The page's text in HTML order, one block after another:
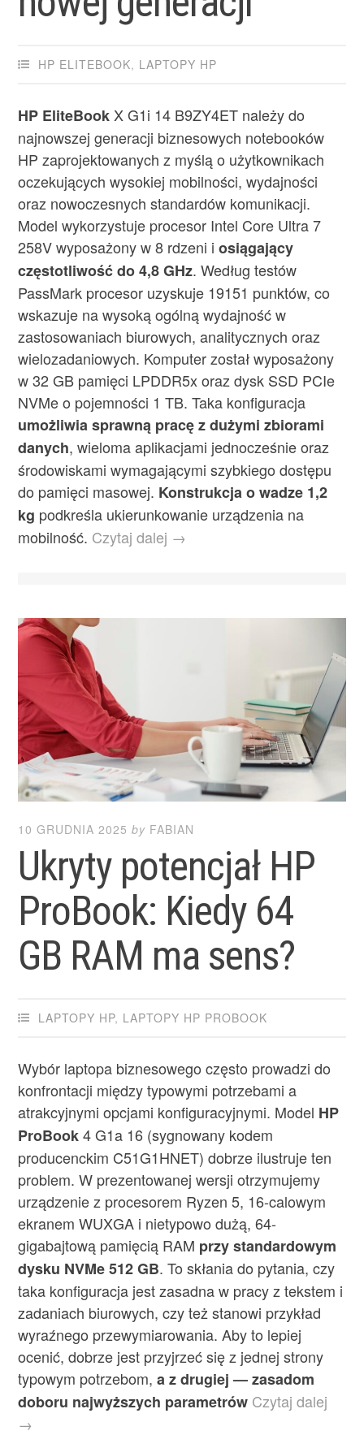
HP ELITEBOOK, LAPTOPY HP
HP EliteBookX G1i 14 B9ZY4ET należy do
najnowszej generacji biznesowych notebooków
HP zaprojektowanych z myślą o użytkownikach
oczekujących wysokiej mobilności, wydajności
oraz nowoczesnych standardów komunikacji.
Model wykorzystuje procesor Intel Core Ultra 7
258V wyposażony w 8 rdzeni iosiągający
częstotliwość do 4,8 GHz. Według testów
PassMark procesor uzyskuje 19151 punktów, co
wskazuje na wysoką ogólną wydajność w
zastosowaniach biurowych, analitycznych oraz
wielozadaniowych. Komputer został wyposażony
w 32 GB pamięci LPDDR5x oraz dysk SSD PCIe
NVMe o pojemności 1 TB. Taka konfiguracja
umożliwia sprawną pracę z dużymi zbiorami
danych, wieloma aplikacjami jednocześnie oraz
środowiskami wymagającymi szybkiego dostępu
do pamięci masowej. Konstrukcja o wadze 1,2
kg podkreśla ukierunkowanie urządzenia na
mobilność. Czytaj dalej →
10 GRUDNIA 2025 by FABIAN
Ukryty potencjał HP
ProBook: Kiedy 64
GB RAM ma sens?
LAPTOPY HP, LAPTOPY HP PROBOOK
Wybór laptopa biznesowego często prowadzi do
konfrontacji między typowymi potrzebami a
atrakcyjnymi opcjami konfiguracyjnymi. Model HP
ProBook4 G1a 16 (sygnowany kodem
producenckim C51G1HNET) dobrze ilustruje ten
problem. W prezentowanej wersji otrzymujemy
urządzenie z procesorem Ryzen 5, 16-calowym
ekranem WUXGA i nietypowo dużą, 64-
gigabajtową pamięcią RAM przy standardowym
dysku NVMe 512 GB. To skłania do pytania, czy
taka konfiguracja jest zasadna w pracy z tekstem i
zadaniach biurowych, czy też stanowi przykład
wyraźnego przewymiarowania. Aby to lepiej
ocenić, dobrze jest przyjrzeć się z jednej strony
typowym potrzebom,a z drugiej — zasadom
doboru najwyższych parametrów Czytaj dalej
→